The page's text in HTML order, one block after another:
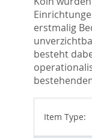
erstmalig
besteht
Item Type: